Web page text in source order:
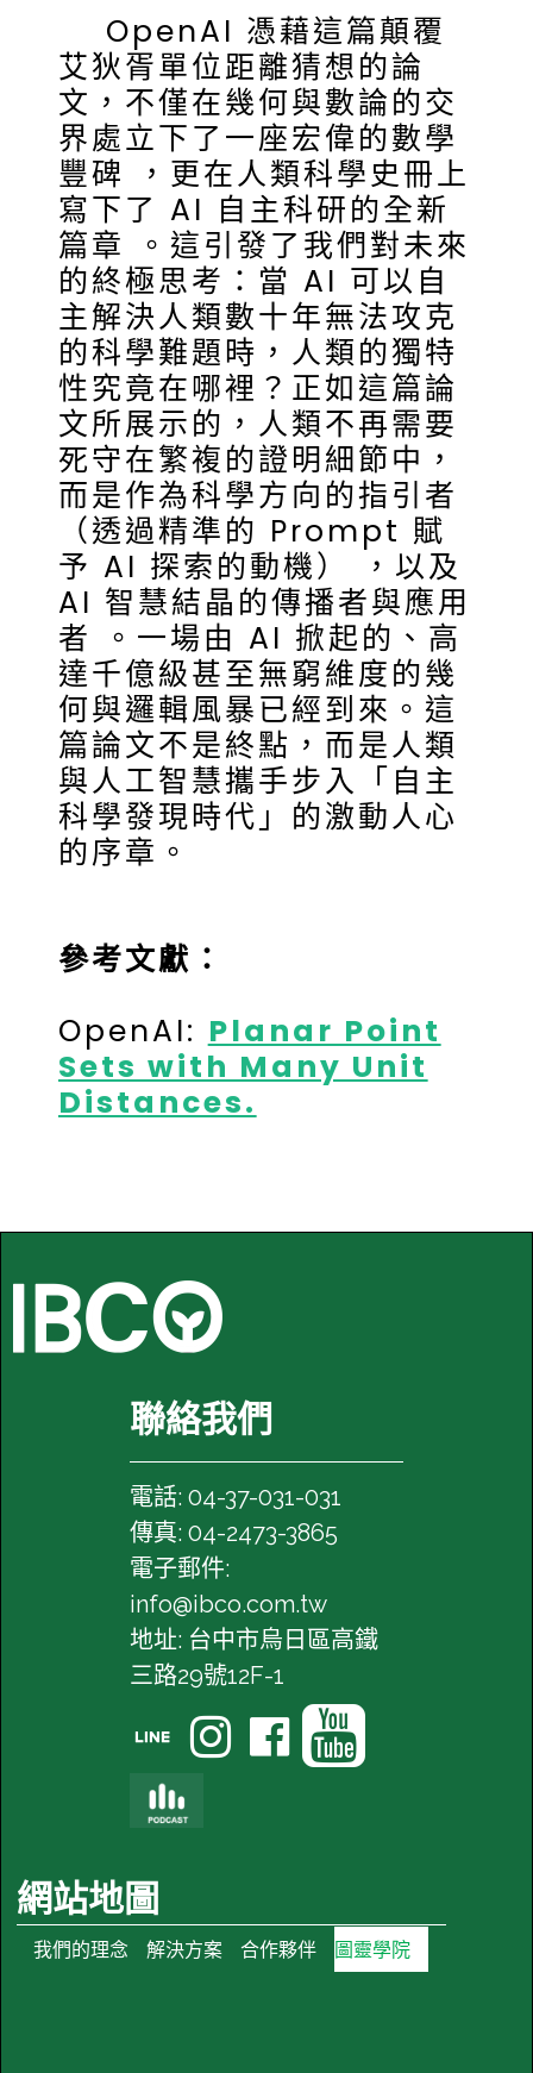
OpenAI 憑藉這篇顛覆
艾狄胥單位距離猜想的論
文，不僅在幾何與數論的交
界處立下了一座宏偉的數學
豐碑 ，更在人類科學史冊上
寫下了 AI 自主科研的全新
篇章 。這引發了我們對未來
的終極思考：當 AI 可以自
主解決人類數十年無法攻克
的科學難題時，人類的獨特
性究竟在哪裡？正如這篇論
文所展示的，人類不再需要
死守在繁複的證明細節中，
而是作為科學方向的指引者
（透過精準的 Prompt 賦
予 AI 探索的動機） ，以及
AI 智慧結晶的傳播者與應用
者 。一場由 AI 掀起的、高
達千億級甚至無窮維度的幾
何與邏輯風暴已經到來。這
篇論文不是終點，而是人類
與人工智慧攜手步入「自主
科學發現時代」的激動人心
的序章。
參考文獻：
OpenAI: Planar Point
Sets with Many Unit
Distances.
聯絡我們
電話: 04-37-031-031
傳真: 04-2473-3865
電子郵件:
info@ibco.com.tw
地址: 台中市烏日區高鐵
三路29號12F-1
   
網站地圖
我們的理念 解決方案 合作夥伴 圖靈學院